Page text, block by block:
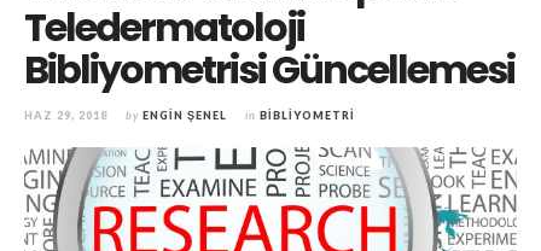
Teledermatoloji
Bibliyometrisi Güncellemesi
HAZ 29, 2018 by ENGIN ŞENEL in BIBLIYOMETRI